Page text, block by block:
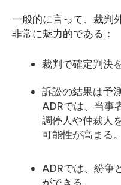
一般的に言って、裁判
非常に魅力的である：
裁判で確定判決
訴訟の結果は予
ADRでは、当事
調停人や仲裁人
可能性が高まる。
ADRでは、紛争